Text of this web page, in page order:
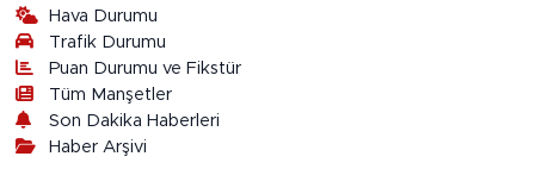
Hava Durumu
Trafik Durumu
Puan Durumu ve Fikstür
Tüm Manşetler
Son Dakika Haberleri
Haber Arşivi